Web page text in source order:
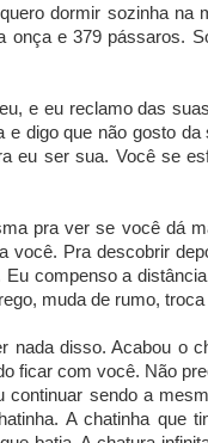
dormir sozinha na
onça e 379 pássaros.
e eu reclamo das
e digo que não gosto
eu ser sua. Você se
pra ver se você dá
você. Pra descobrir
compenso a
muda de rumo, troca
nada disso. Acabou o
ficar com você. Não
sendo a
A chatinha que